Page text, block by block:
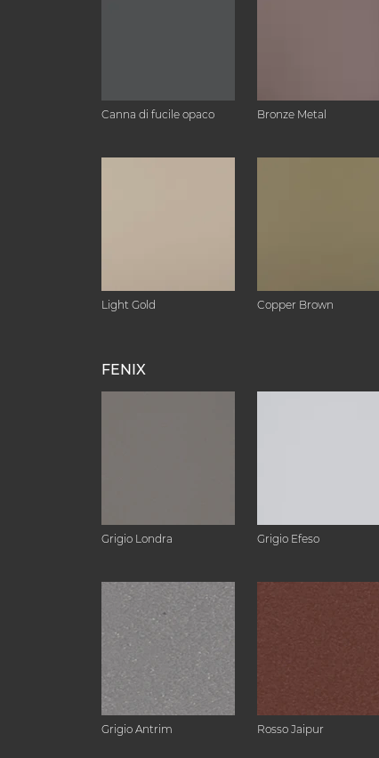
Canna di fucile opaco Bronze Metal
Light Gold Copper Brown
FENIX
Grigio Londra Grigio Efeso
Grigio Antrim Rosso Jaipur